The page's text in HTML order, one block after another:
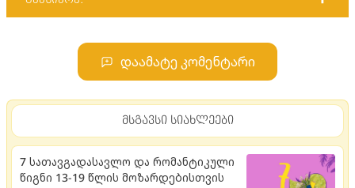
დაამატე კომენტარი
მსგავსი სიახლეები
7 სათავგადასავლო და რომანტიკული
წიგნი 13-19 წლის მოზარდებისთვის